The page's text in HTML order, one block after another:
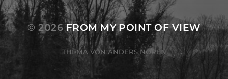
© 2026FROM MY POINT OF VIEW
THEMA VON ANDERS NORÉN